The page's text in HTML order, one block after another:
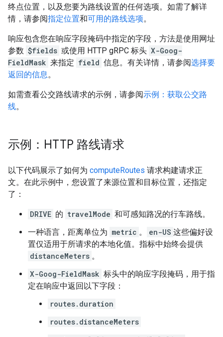
终点位置，以及您要为路线设置的任何选项。如需了解详
情，请参阅指定位置和可用的路线选项。
响应包含您在响应字段掩码中指定的字段，方法是使用网址
参数 $fields 或使用 HTTP gRPC 标头 X-Goog-
FieldMask 来指定 field 信息。有关详情，请参阅选择要
返回的信息。
如需查看公交路线请求的示例，请参阅示例：获取公交路
线。
示例：HTTP 路线请求
以下代码展示了如何为 computeRoutes 请求构建请求正
文。在此示例中，您设置了来源位置和目标位置，还指定
了：
DRIVE 的 travelMode 和可感知路况的行车路线。
一种语言，距离单位为 metric 。 en-US 这些偏好设
置仅适用于所请求的本地化值。指标中始终会提供
distanceMeters 。
X-Goog-FieldMask 标头中的响应字段掩码，用于指
定在响应中返回以下字段：
routes.duration
routes.distanceMeters